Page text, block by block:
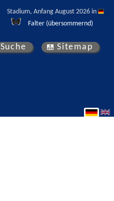
Stadium, Anfang August 2026 in
Falter (übersommernd)
Suche Sitemap